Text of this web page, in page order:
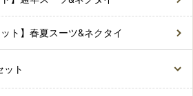
ット】春夏スーツ&ネクタイ
ット